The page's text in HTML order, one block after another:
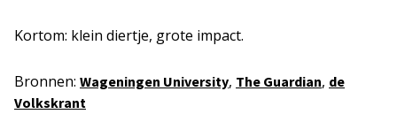
Kortom: klein diertje, grote impact.
Bronnen: Wageningen University, The Guardian, de
Volkskrant